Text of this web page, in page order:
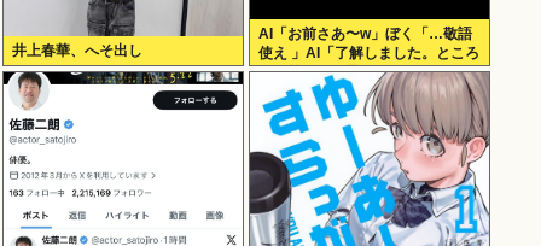
井上春華、へそ出し
AI「お前さあ〜w」ぼく「…敬語
使え 」AI「了解しました。ところ
でお前はどう思いますか？」 これ